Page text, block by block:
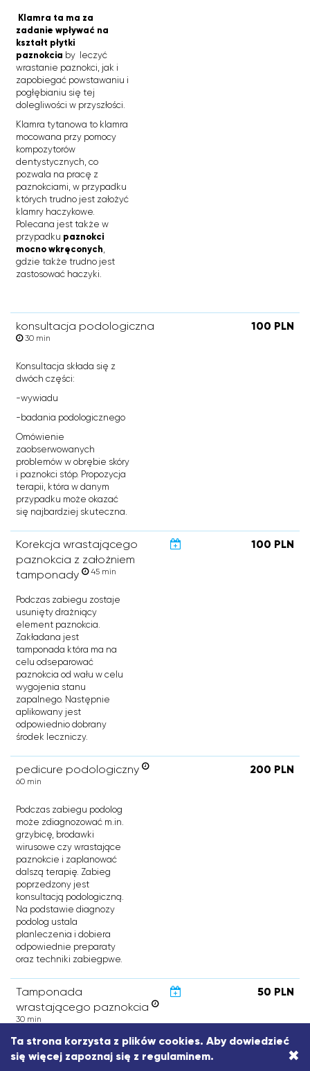
Klamra ta ma za
zadanie wpływać na
kształt płytki
paznokcia by leczyć
wrastanie paznokci, jak i
zapobiegać powstawaniu i
pogłębianiu się tej
dolegliwości w przyszłości.
Klamra tytanowa to klamra
mocowana przy pomocy
kompozytorów
dentystycznych, co
pozwala na pracę z
paznokciami, w przypadku
których trudno jest założyć
klamry haczykowe.
Polecana jest także w
przypadku paznokci
mocno wkręconych,
gdzie także trudno jest
zastosować haczyki.
konsultacja podologiczna
30 min
100 PLN
Konsultacja składa się z
dwóch części:
-wywiadu
-badania podologicznego
Omówienie
zaobserwowanych
problemów w obrębie skóry
i paznokci stóp. Propozycja
terapii, która w danym
przypadku może okazać
się najbardziej skuteczna.
Korekcja wrastającego
paznokcia z założniem
tamponady
45 min
100 PLN
Podczas zabiegu zostaje
usunięty drażniący
element paznokcia.
Zakładana jest
tamponada która ma na
celu odseparować
paznokcia od wału w celu
wygojenia stanu
zapalnego. Następnie
aplikowany jest
odpowiednio dobrany
środek leczniczy.
pedicure podologiczny
60 min
200 PLN
Podczas zabiegu podolog
może zdiagnozować m.in.
grzybicę, brodawki
wirusowe czy wrastające
paznokcie i zaplanować
dalszą terapię. Zabieg
poprzedzony jest
konsultacją podologiczną.
Na podstawie diagnozy
podolog ustala
planleczenia i dobiera
odpowiednie preparaty
oraz techniki zabiegpwe.
Tamponada
wrastającego paznokcia
30 min
50 PLN
W poczatkowej fazie
wrastania paznokcia,
Ta strona korzysta z plików cookies. Aby dowiedzieć
się więcej zapoznaj się z regulaminem. ×